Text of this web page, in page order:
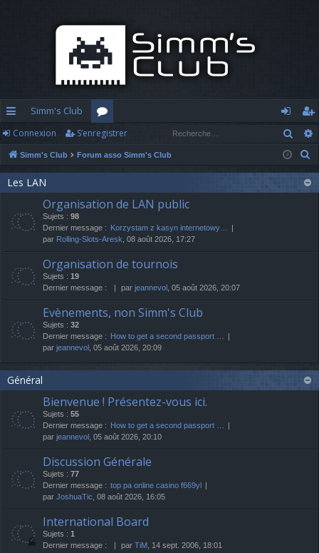
cc
ès
ra
e
Simm's Club
or
u
s
o
n
n
’e
nr
eg
r
Connexion S’enregistrer
Simm's Club Forum asso Simm's Club
Les LAN
Organisation de LAN public
Sujets : 98
Dernier message : Korzystam z kasyn internetowy…
par Rolling-Slots-Aresk , 08 août 2026, 17:27
Organisation de tournois
Sujets : 19
Dernier message :
par jeannevol , 05 août 2026, 20:07
Evènements, non Simm's Club
Sujets : 32
Dernier message : How to get a second passport …
par jeannevol , 05 août 2026, 20:09
Général
Bienvenue ! Présentez-vous ici.
Sujets : 55
Dernier message : How to get a second passport …
par jeannevol , 05 août 2026, 20:10
Discussion Générale
Sujets : 77
Dernier message : top pa online casino f669yl
par JoshuaTic , 08 août 2026, 16:05
International Board
Sujets : 1
Dernier message :
par TiM , 14 sept. 2006, 18:01